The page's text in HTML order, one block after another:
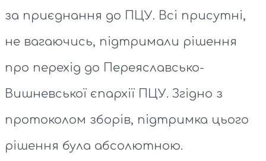
за приєднання до ПЦУ. Всі присутні,
не вагаючись, підтримали рішення
про перехід до Переяславсько-
Вишневської єпархії ПЦУ. Згідно з
протоколом зборів, підтримка цього
рішення була абсолютною.